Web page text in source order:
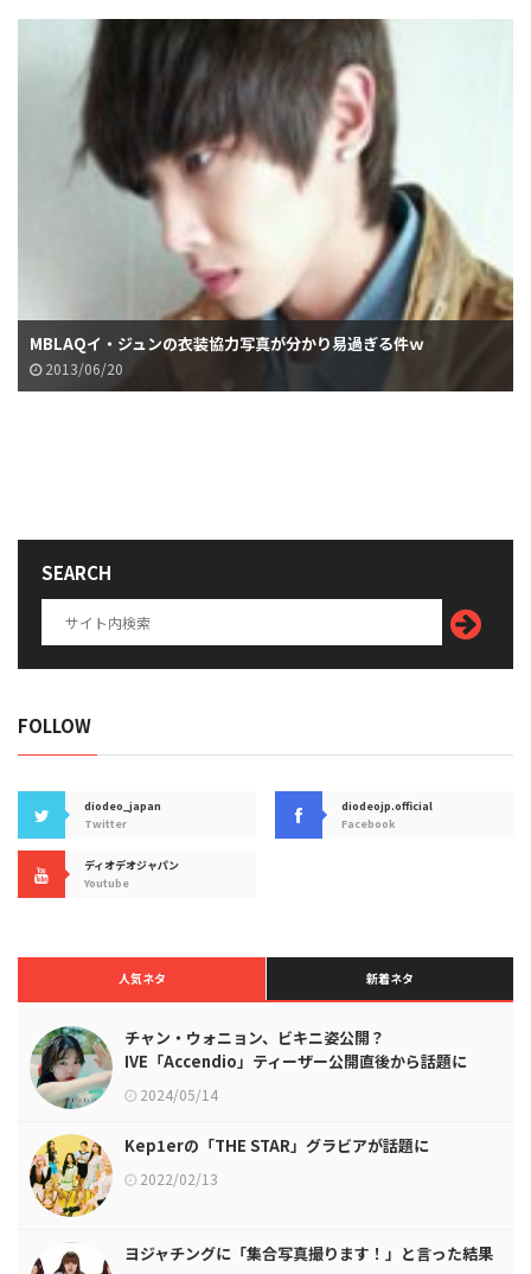
MBLAQイ・ジュンの衣装協力写真が分かり易過ぎる件ｗ
2013/06/20
SEARCH
FOLLOW
diodeo_japan
Twitter
diodeojp.official
Facebook
ディオデオジャパン
Youtube
人気ネタ 新着ネタ
チャン・ウォニョン、ビキニ姿公開？
IVE「Accendio」ティーザー公開直後から話題に
2024/05/14
Kep1erの「THE STAR」グラビアが話題に
2022/02/13
ヨジャチングに「集合写真撮ります！」と言った結果